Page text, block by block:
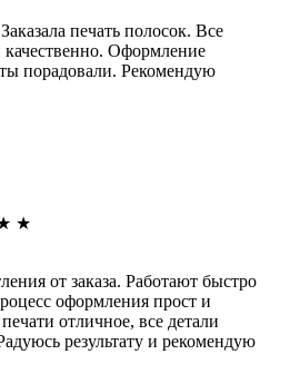
печать полосок. Все
качественно. Оформление
порадовали. Рекомендую
★
от заказа. Работают быстро
оформления прост и
отличное, все детали
результату и рекомендую